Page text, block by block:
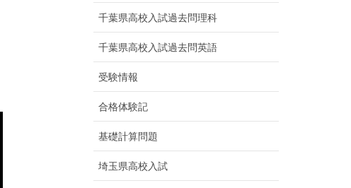
千葉県高校入試過去問理科
千葉県高校入試過去問英語
受験情報
合格体験記
基礎計算問題
埼玉県高校入試